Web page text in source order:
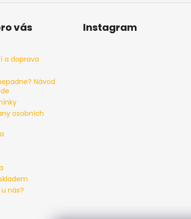
vás
a doprava
Návod
osobních
nás?
Instagram